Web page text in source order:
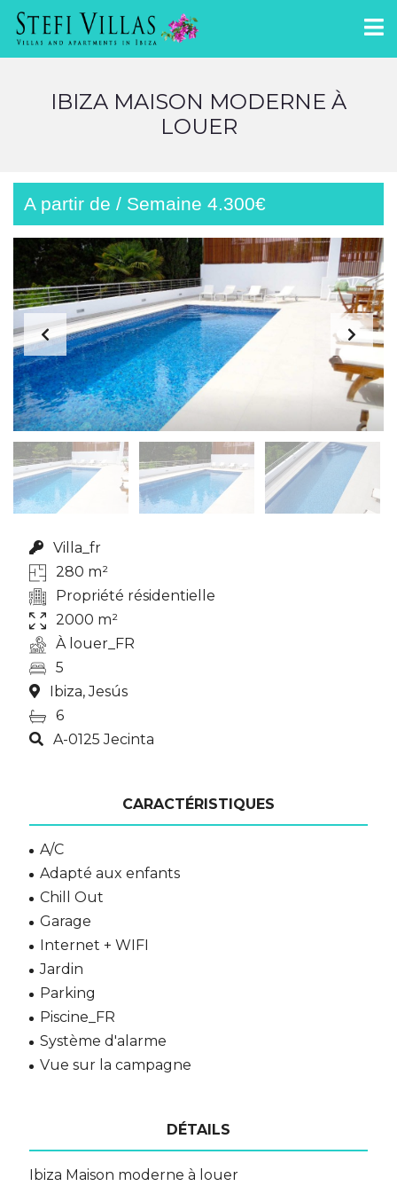
IBIZA MAISON MODERNE À
LOUER
A partir de / Semaine 4.300€
Villa_fr
280 m²
Propriété résidentielle
2000 m²
À louer_FR
5
Ibiza, Jesús
6
A-0125 Jecinta
CARACTÉRISTIQUES
A/C
Adapté aux enfants
Chill Out
Garage
Internet + WIFI
Jardin
Parking
Piscine_FR
Système d'alarme
Vue sur la campagne
DÉTAILS
Ibiza Maison moderne à louer